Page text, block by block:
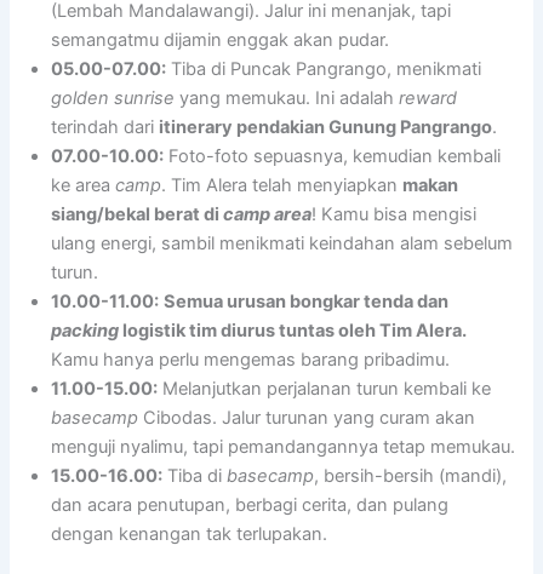
(Lembah Mandalawangi). Jalur ini menanjak, tapi
semangatmu dijamin enggak akan pudar.
05.00-07.00: Tiba di Puncak Pangrango, menikmati
golden sunrise yang memukau. Ini adalahreward
terindah dari itinerary pendakian Gunung Pangrango.
07.00-10.00: Foto-foto sepuasnya, kemudian kembali
ke areacamp. Tim Alera telah menyiapkan makan
siang/bekal berat dicamp area! Kamu bisa mengisi
ulang energi, sambil menikmati keindahan alam sebelum
turun.
10.00-11.00: Semua urusan bongkar tenda dan
packing logistik tim diurus tuntas oleh Tim Alera.
Kamu hanya perlu mengemas barang pribadimu.
11.00-15.00: Melanjutkan perjalanan turun kembali ke
basecamp Cibodas. Jalur turunan yang curam akan
menguji nyalimu, tapi pemandangannya tetap memukau.
15.00-16.00: Tiba di basecamp, bersih-bersih (mandi),
dan acara penutupan, berbagi cerita, dan pulang
dengan kenangan tak terlupakan.